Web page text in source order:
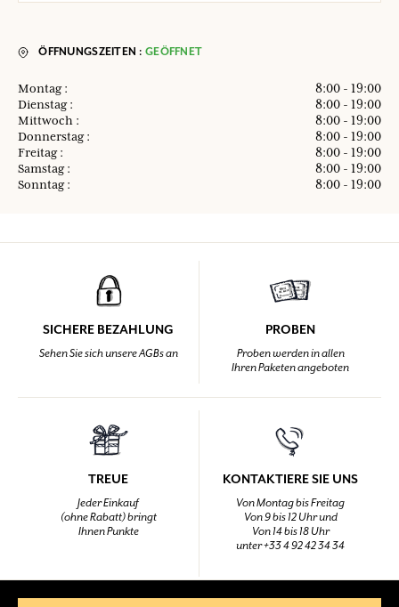
ÖFFNUNGSZEITEN :GEÖFFNET
Montag :
8:00 - 19:00
Dienstag :
8:00 - 19:00
Mittwoch :
8:00 - 19:00
Donnerstag :
8:00 - 19:00
Freitag :
8:00 - 19:00
Samstag :
8:00 - 19:00
Sonntag :
8:00 - 19:00
SICHERE BEZAHLUNG
Sehen Sie sich unsere AGBs an
PROBEN
Proben werden in allen
Ihren Paketen angeboten
TREUE
Jeder Einkauf
(ohne Rabatt) bringt
Ihnen Punkte
KONTAKTIERE SIE UNS
Von Montag bis Freitag
Von 9 bis 12 Uhr und
Von 14 bis 18 Uhr
unter +33 4 92 42 34 34